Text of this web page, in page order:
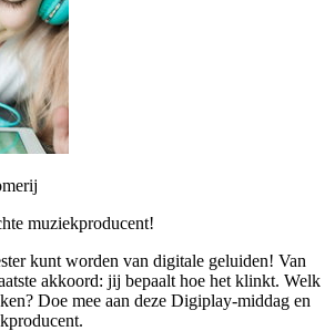
muziekproducent!
kunt worden van digitale geluiden! Van
akkoord: jij bepaalt hoe het klinkt. Welk
Doe mee aan deze Digiplay-middag en